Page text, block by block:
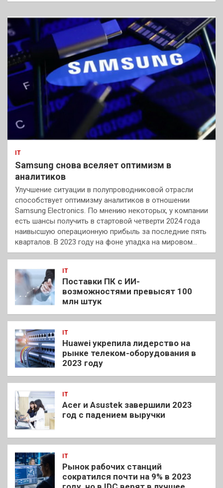
IT
Samsung снова вселяет оптимизм в
аналитиков
Улучшение ситуации в полупроводниковой отрасли
способствует оптимизму аналитиков в отношении
Samsung Electronics. По мнению некоторых, у компании
есть шансы получить в стартовой четверти 2024 года
наивысшую операционную прибыль за последние пять
кварталов. В 2023 году на фоне упадка на мировом…
IT
Поставки ПК с ИИ-
возможностями превысят 100
млн штук
IT
Huawei укрепила лидерство на
рынке телеком-оборудования в
2023 году
IT
Acer и Asustek завершили 2023
год с падением выручки
IT
Рынок рабочих станций
сократился почти на 9% в 2023